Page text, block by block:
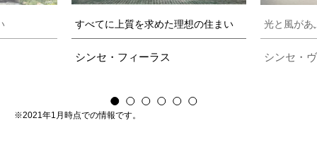
すべてに上質を求めた理想の住まい
シンセ・フィーラス
光と風があ
シンセ・
※2021年1月時点での情報です。